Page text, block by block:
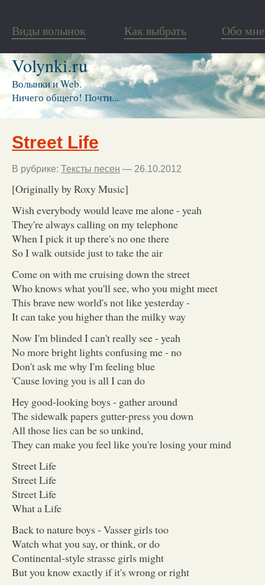
Виды волынок Как выбрать Обо мне
Volynki.ru
Волынки и Web.
Ничего общего! Почти...
Street Life
В рубрике: Тексты песен — 26.10.2012
[Originally by Roxy Music]
Wish everybody would leave me alone - yeah
They're always calling on my telephone
When I pick it up there's no one there
So I walk outside just to take the air
Come on with me cruising down the street
Who knows what you'll see, who you might meet
This brave new world's not like yesterday -
It can take you higher than the milky way
Now I'm blinded I can't really see - yeah
No more bright lights confusing me - no
Don't ask me why I'm feeling blue
'Cause loving you is all I can do
Hey good-looking boys - gather around
The sidewalk papers gutter-press you down
All those lies can be so unkind,
They can make you feel like you're losing your mind
Street Life
Street Life
Street Life
What a Life
Back to nature boys - Vasser girls too
Watch what you say, or think, or do
Continental-style strasse girls might
But you know exactly if it's wrong or right